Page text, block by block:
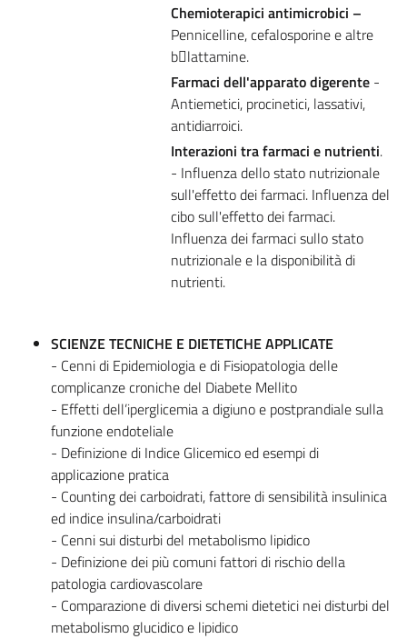
Chemioterapici antimicrobici –
Pennicelline, cefalosporine e altre
blattamine.
Farmaci dell'apparato digerente -
Antiemetici, procinetici, lassativi,
antidiarroici.
Interazioni tra farmaci e nutrienti.
- Influenza dello stato nutrizionale
sull'effetto dei farmaci. Influenza del
cibo sull'effetto dei farmaci.
Influenza dei farmaci sullo stato
nutrizionale e la disponibilità di
nutrienti.
SCIENZE TECNICHE E DIETETICHE APPLICATE
- Cenni di Epidemiologia e di Fisiopatologia delle
complicanze croniche del Diabete Mellito
- Effetti dell’iperglicemia a digiuno e postprandiale sulla
funzione endoteliale
- Definizione di Indice Glicemico ed esempi di
applicazione pratica
- Counting dei carboidrati, fattore di sensibilità insulinica
ed indice insulina/carboidrati
- Cenni sui disturbi del metabolismo lipidico
- Definizione dei più comuni fattori di rischio della
patologia cardiovascolare
- Comparazione di diversi schemi dietetici nei disturbi del
metabolismo glucidico e lipidico